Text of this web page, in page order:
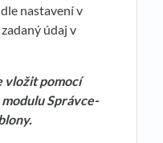
nastavení v
údaj v
vložit pomocí
Správce-